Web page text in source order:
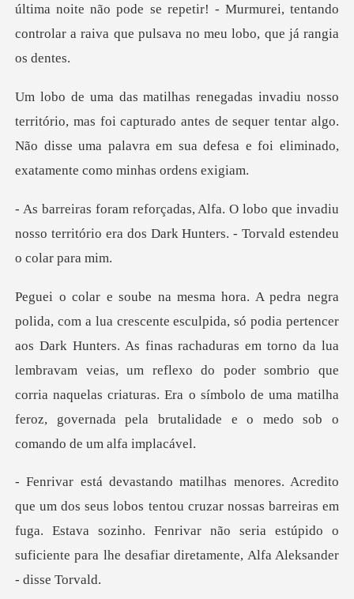
última noite não pode se repetir! - Murmurei, t
foi capturado antes de sequer tentar algo.
Não disse uma palavra e
o que invadiu
nosso território era dos Dark
rk Hunters. As finas rachaduras em torno da lua
lembravam veias, um reflexo do poder sombrio que
corria naquelas cri
ntou cruzar nossas barreiras em
fuga. Estava sozinho. Fenrivar não seria estúp